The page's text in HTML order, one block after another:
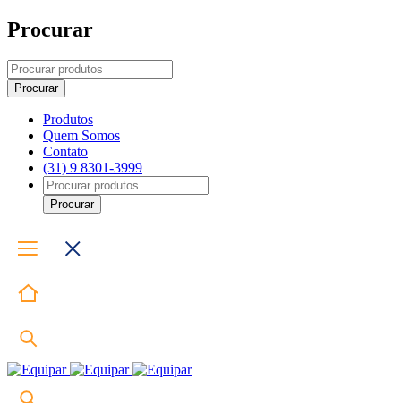
Procurar
Produtos
Quem Somos
Contato
(31) 9 8301-3999